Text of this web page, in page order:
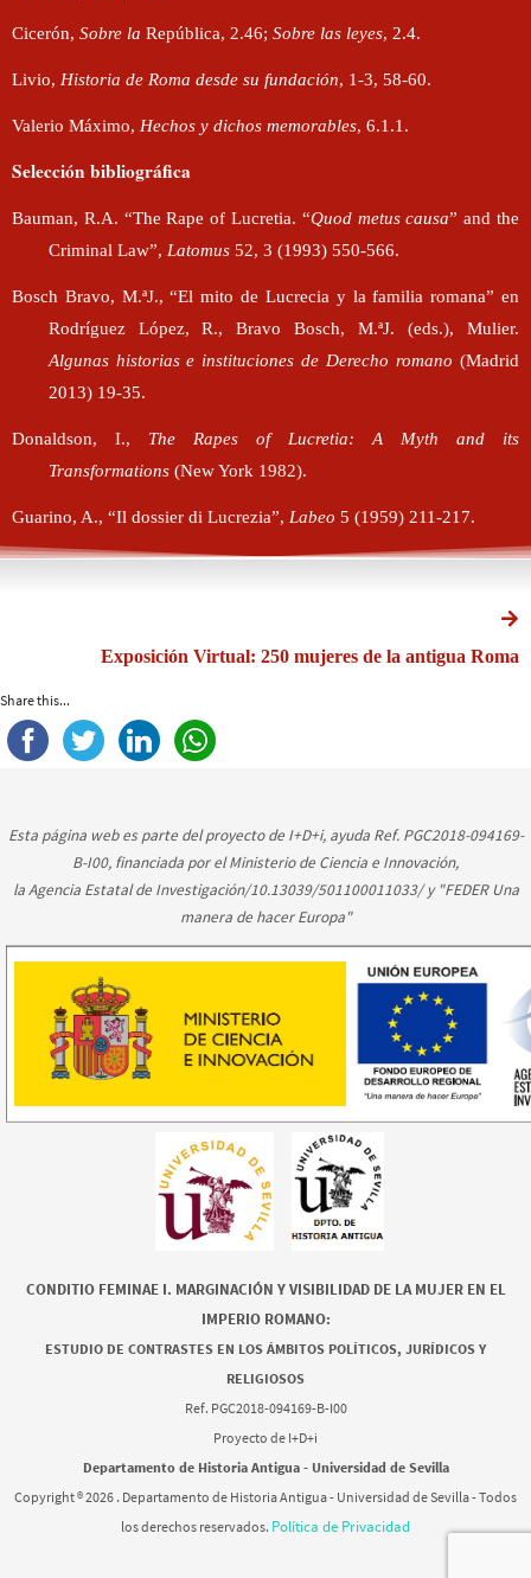
Cicerón, Sobre la República, 2.46; Sobre las leyes, 2.4.
Livio, Historia de Roma desde su fundación, 1-3, 58-60.
Valerio Máximo, Hechos y dichos memorables, 6.1.1.
Selección bibliográfica
Bauman, R.A. “The Rape of Lucretia. “Quod metus causa” and the
Criminal Law”, Latomus 52, 3 (1993) 550-566.
Bosch Bravo, M.ªJ., “El mito de Lucrecia y la familia romana” en
Rodríguez López, R., Bravo Bosch, M.ªJ. (eds.), Mulier.
Algunas historias e instituciones de Derecho romano (Madrid
2013) 19-35.
Donaldson, I., The Rapes of Lucretia: A Myth and its
Transformations(New York 1982).
Guarino, A., “Il dossier di Lucrezia”, Labeo 5 (1959) 211-217.
Exposición Virtual: 250 mujeres de la antigua Roma
Share this...
Esta página web es parte del proyecto de I+D+i, ayuda Ref. PGC2018-094169-
B-I00, financiada por el Ministerio de Ciencia e Innovación,
la Agencia Estatal de Investigación/10.13039/501100011033/ y "FEDER Una
manera de hacer Europa"
CONDITIO FEMINAE I. MARGINACIÓN Y VISIBILIDAD DE LA MUJER EN EL
IMPERIO ROMANO:
ESTUDIO DE CONTRASTES EN LOS ÁMBITOS POLÍTICOS, JURÍDICOS Y
RELIGIOSOS
Ref. PGC2018-094169-B-I00
Proyecto de I+D+i
Departamento de Historia Antigua - Universidad de Sevilla
Copyright ®2026 . Departamento de Historia Antigua - Universidad de Sevilla - Todos
los derechos reservados. Política de Privacidad